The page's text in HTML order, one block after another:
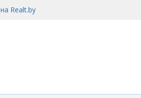
Realt.by